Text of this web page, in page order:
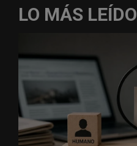
LO MÁS LEÍDO